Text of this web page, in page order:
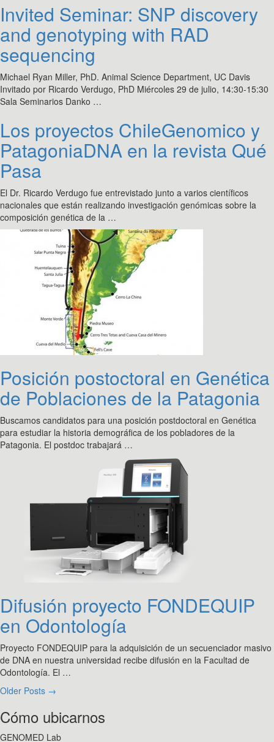
Invited Seminar: SNP discovery
and genotyping with RAD
sequencing
Michael Ryan Miller, PhD. Animal Science Department, UC Davis
Invitado por Ricardo Verdugo, PhD Miércoles 29 de julio, 14:30-15:30
Sala Seminarios Danko …
Los proyectos ChileGenomico y
PatagoniaDNA en la revista Qué
Pasa
El Dr. Ricardo Verdugo fue entrevistado junto a varios científicos
nacionales que están realizando investigación genómicas sobre la
composición genética de la …
Posición postoctoral en Genética
de Poblaciones de la Patagonia
Buscamos candidatos para una posición postdoctoral en Genética
para estudiar la historia demográfica de los pobladores de la
Patagonia. El postdoc trabajará …
Difusión proyecto FONDEQUIP
en Odontología
Proyecto FONDEQUIP para la adquisición de un secuenciador masivo
de DNA en nuestra universidad recibe difusión en la Facultad de
Odontología. El …
Older Posts →
Cómo ubicarnos
GENOMED Lab